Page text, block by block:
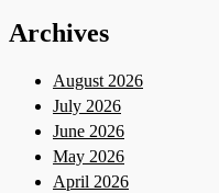
Archives
August 2026
July 2026
June 2026
May 2026
April 2026